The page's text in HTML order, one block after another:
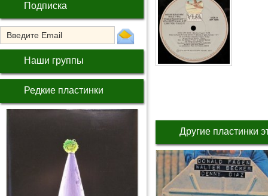
Подписка
Наши группы
Редкие пластинки
Другие пластинки